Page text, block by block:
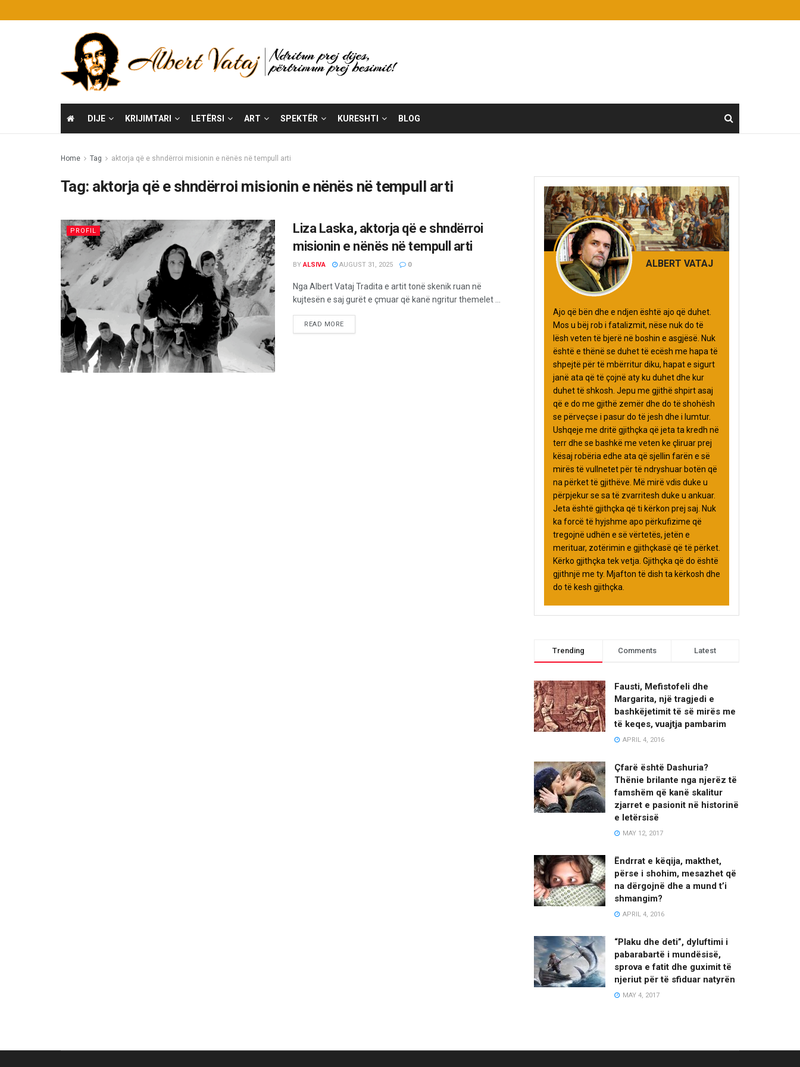
DIJE KRIJIMTARI LETËRSI ART SPEKTËR KURESHTI BLOG
Home Tag aktorja që e shndërroi misionin e nënës në tempull arti
Tag: aktorja që e shndërroi misionin e nënës në tempull arti
PROFIL
Liza Laska, aktorja që e shndërroi
misionin e nënës në tempull arti
BY ALSIVA AUGUST 31, 2025 0
Nga Albert Vataj Tradita e artit tonë skenik ruan në
kujtesën e saj gurët e çmuar që kanë ngritur themelet ...
READ MORE
ALBERT VATAJ
Ajo që bën dhe e ndjen është ajo që duhet.
Mos u bëj rob i fatalizmit, nëse nuk do të
lësh veten të bjerë në boshin e asgjësë. Nuk
është e thënë se duhet të ecësh me hapa të
shpejtë për të mbërritur diku, hapat e sigurt
janë ata që të çojnë aty ku duhet dhe kur
duhet të shkosh. Jepu me gjithë shpirt asaj
që e do me gjithë zemër dhe do të shohësh
se përveçse i pasur do të jesh dhe i lumtur.
Ushqeje me dritë gjithçka që jeta ta kredh në
terr dhe se bashkë me veten ke çliruar prej
kësaj robëria edhe ata që sjellin farën e së
mirës të vullnetet për të ndryshuar botën që
na përket të gjithëve. Më mirë vdis duke u
përpjekur se sa të zvarritesh duke u ankuar.
Jeta është gjithçka që ti kërkon prej saj. Nuk
ka forcë të hyjshme apo përkufizime që
tregojnë udhën e së vërtetës, jetën e
merituar, zotërimin e gjithçkasë që të përket.
Kërko gjithçka tek vetja. Gjithçka që do është
gjithnjë me ty. Mjafton të dish ta kërkosh dhe
do të kesh gjithçka.
Trending Comments Latest
Fausti, Mefistofeli dhe
Margarita, një tragjedi e
bashkëjetimit të së mirës me
të keqes, vuajtja pambarim
APRIL 4, 2016
Çfarë është Dashuria?
Thënie brilante nga njerëz të
famshëm që kanë skalitur
zjarret e pasionit në historinë
e letërsisë
MAY 12, 2017
Ëndrrat e këqija, makthet,
përse i shohim, mesazhet që
na dërgojnë dhe a mund t’i
shmangim?
APRIL 4, 2016
“Plaku dhe deti”, dyluftimi i
pabarabartë i mundësisë,
sprova e fatit dhe guximit të
njeriut për të sfiduar natyrën
MAY 4, 2017